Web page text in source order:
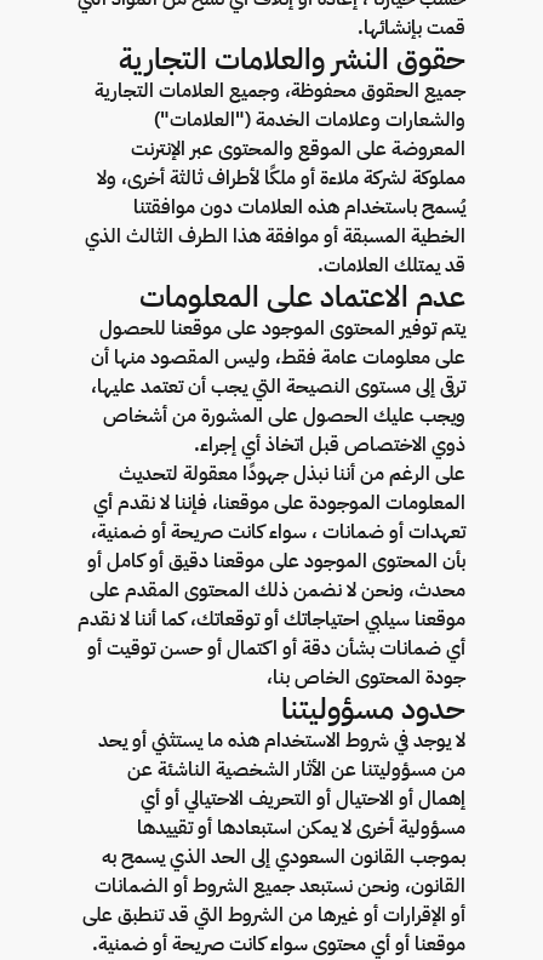
قمت بإنشائها.
حقوق النشر والعلامات التجارية
جميع الحقوق محفوظة، وجميع العلامات التجارية
والشعارات وعلامات الخدمة ("العلامات")
المعروضة على الموقع والمحتوى عبر الإنترنت
مملوكة لشركة ملاءة أو ملكًا لأطراف ثالثة أخرى، ولا
يُسمح باستخدام هذه العلامات دون موافقتنا
الخطية المسبقة أو موافقة هذا الطرف الثالث الذي
قد يمتلك العلامات.
عدم الاعتماد على المعلومات
يتم توفير المحتوى الموجود على موقعنا للحصول
على معلومات عامة فقط، وليس المقصود منها أن
ترقى إلى مستوى النصيحة التي يجب أن تعتمد عليها،
ويجب عليك الحصول على المشورة من أشخاص
ذوي الاختصاص قبل اتخاذ أي إجراء.
على الرغم من أننا نبذل جهودًا معقولة لتحديث
المعلومات الموجودة على موقعنا، فإننا لا نقدم أي
تعهدات أو ضمانات ، سواء كانت صريحة أو ضمنية،
بأن المحتوى الموجود على موقعنا دقيق أو كامل أو
محدث، ونحن لا نضمن ذلك المحتوى المقدم على
موقعنا سيلبي احتياجاتك أو توقعاتك، كما أننا لا نقدم
أي ضمانات بشأن دقة أو اكتمال أو حسن توقيت أو
جودة المحتوى الخاص بنا،
حدود مسؤوليتنا
لا يوجد في شروط الاستخدام هذه ما يستثني أو يحد
من مسؤوليتنا عن الأثار الشخصية الناشئة عن
إهمال أو الاحتيال أو التحريف الاحتيالي أو أي
مسؤولية أخرى لا يمكن استبعادها أو تقييدها
بموجب القانون السعودي إلى الحد الذي يسمح به
القانون، ونحن نستبعد جميع الشروط أو الضمانات
أو الإقرارات أو غيرها من الشروط التي قد تنطبق على
موقعنا أو أي محتوى سواء كانت صريحة أو ضمنية.